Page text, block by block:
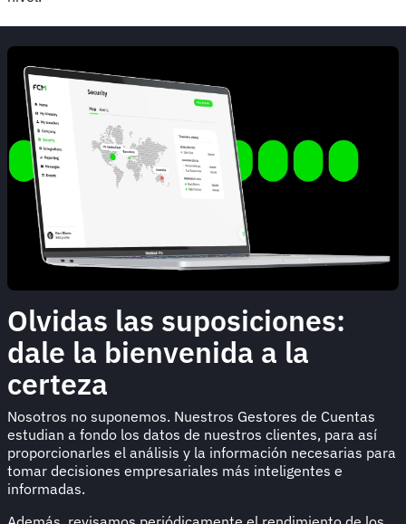
Animated
image
Olvidas las suposiciones:
dale la bienvenida a la
certeza
Nosotros no suponemos. Nuestros Gestores de Cuentas
estudian a fondo los datos de nuestros clientes, para así
proporcionarles el análisis y la información necesarias para
tomar decisiones empresariales más inteligentes e
informadas.